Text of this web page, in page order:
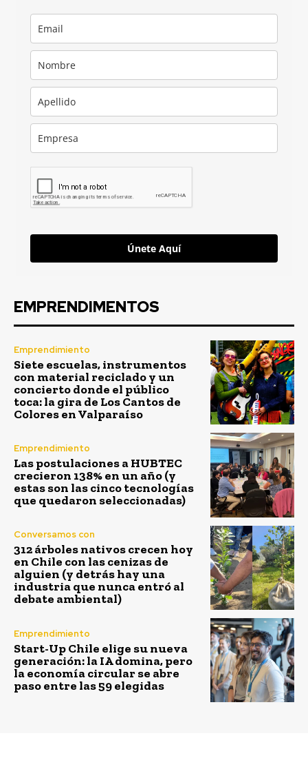
Únete Aquí
EMPRENDIMENTOS
Emprendimiento
Siete escuelas, instrumentos
con material reciclado y un
concierto donde el público
toca: la gira de Los Cantos de
Colores en Valparaíso
Emprendimiento
Las postulaciones a HUBTEC
crecieron 138% en un año (y
estas son las cinco tecnologías
que quedaron seleccionadas)
Conversamos con
312 árboles nativos crecen hoy
en Chile con las cenizas de
alguien (y detrás hay una
industria que nunca entró al
debate ambiental)
Emprendimiento
Start-Up Chile elige su nueva
generación: la IA domina, pero
la economía circular se abre
paso entre las 59 elegidas